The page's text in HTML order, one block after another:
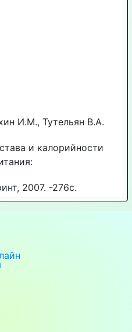
И.М., Тутельян В.А.
и калорийности
2007. -276с.